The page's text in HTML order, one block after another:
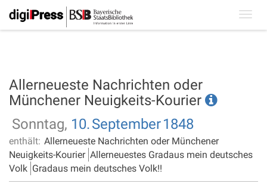
Allerneueste Nachrichten oder
Münchener Neuigkeits-Kourier
Sonntag, 10.September1848
enthält: Allerneueste Nachrichten oder Münchener
Neuigkeits-Kourier Allerneuestes Gradaus mein deutsches
Volk Gradaus mein deutsches Volk!!